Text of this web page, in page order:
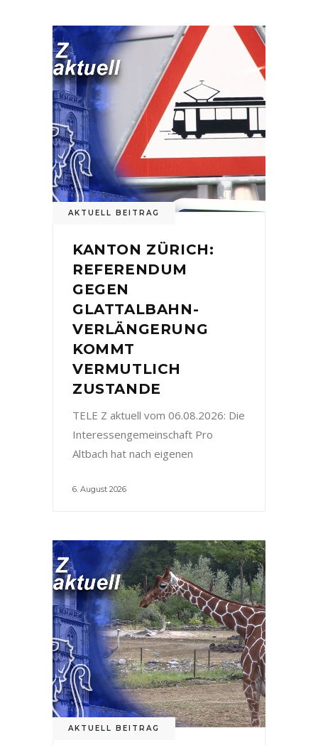
AKTUELL BEITRAG
KANTON ZÜRICH:
REFERENDUM
GEGEN
GLATTALBAHN-
VERLÄNGERUNG
KOMMT
VERMUTLICH
ZUSTANDE
TELE Z aktuell vom 06.08.2026: Die
Interessengemeinschaft Pro
Altbach hat nach eigenen
6. August 2026
AKTUELL BEITRAG